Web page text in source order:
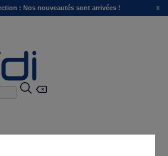
: Nos nouveautés sont arrivées ! x